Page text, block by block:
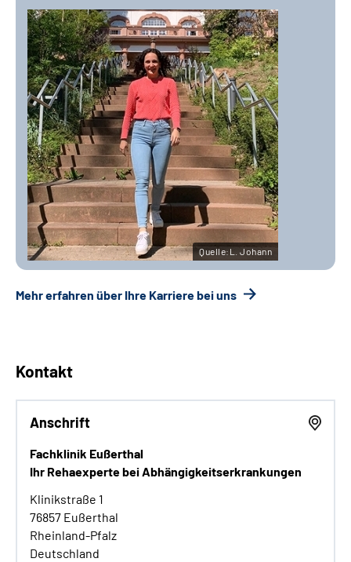
Quelle:L. Johann
Mehr erfahren über Ihre Karriere bei uns
Kontakt
Anschrift
Fachklinik Eußerthal
Ihr Rehaexperte bei Abhängigkeitserkrankungen
Klinikstraße 1
76857 Eußerthal
Rheinland-Pfalz
Deutschland